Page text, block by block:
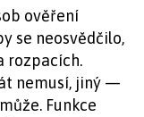
ověření
se neosvědčilo,
rozpacích.
nemusí, jiný —
Funkce